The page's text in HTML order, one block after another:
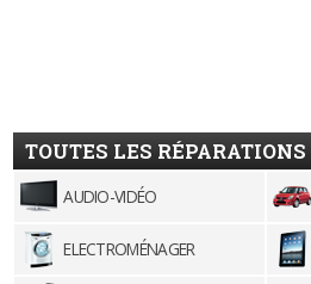
TOUTES LES RÉPARATIONS
AUDIO-VIDÉO
ELECTROMÉNAGER